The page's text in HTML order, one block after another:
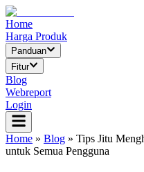
Home
Harga Produk
Panduan
Fitur
Blog
Webreport
Login
Home » Blog » Tips Jitu
untuk Semua Pengguna